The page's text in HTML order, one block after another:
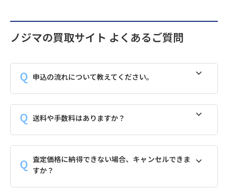
ノジマの買取サイト よくあるご質問
申込の流れについて教えてください。
送料や手数料はありますか？
査定価格に納得できない場合、キャンセルできま
すか？